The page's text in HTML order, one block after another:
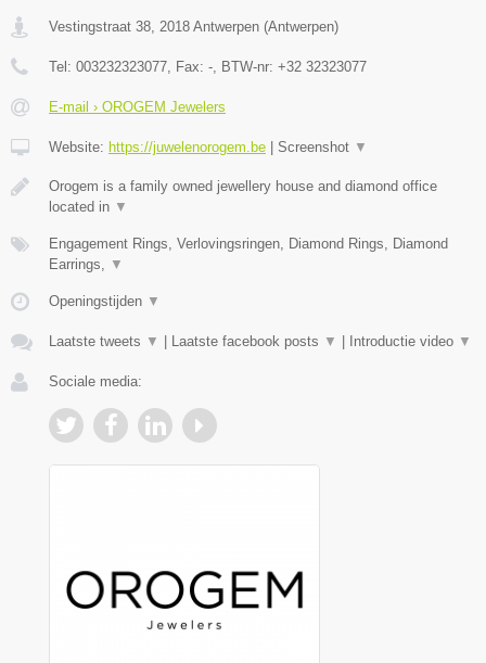
Vestingstraat 38, 2018 Antwerpen (Antwerpen)
Tel: 003232323077, Fax: -, BTW-nr: +32 32323077
E-mail › OROGEM Jewelers
Website: https://juwelenorogem.be Screenshot ▼
Orogem is a family owned jewellery house and diamond office
located in ▼
Engagement Rings, Verlovingsringen, Diamond Rings, Diamond
Earrings, ▼
Openingstijden ▼
Laatste tweets ▼ Laatste facebook posts ▼ Introductie video ▼
Sociale media: